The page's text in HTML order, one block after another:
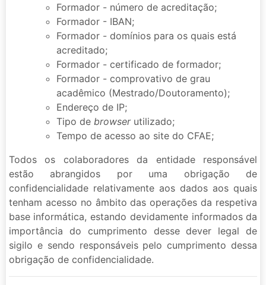
Formador - número de acreditação;
Formador - IBAN;
Formador - domínios para os quais está
acreditado;
Formador - certificado de formador;
Formador - comprovativo de grau
acadêmico (Mestrado/Doutoramento);
Endereço de IP;
Tipo de browserutilizado;
Tempo de acesso ao site do CFAE;
Todos os colaboradores da entidade responsável
estão abrangidos por uma obrigação de
confidencialidade relativamente aos dados aos quais
tenham acesso no âmbito das operações da respetiva
base informática, estando devidamente informados da
importância do cumprimento desse dever legal de
sigilo e sendo responsáveis pelo cumprimento dessa
obrigação de confidencialidade.